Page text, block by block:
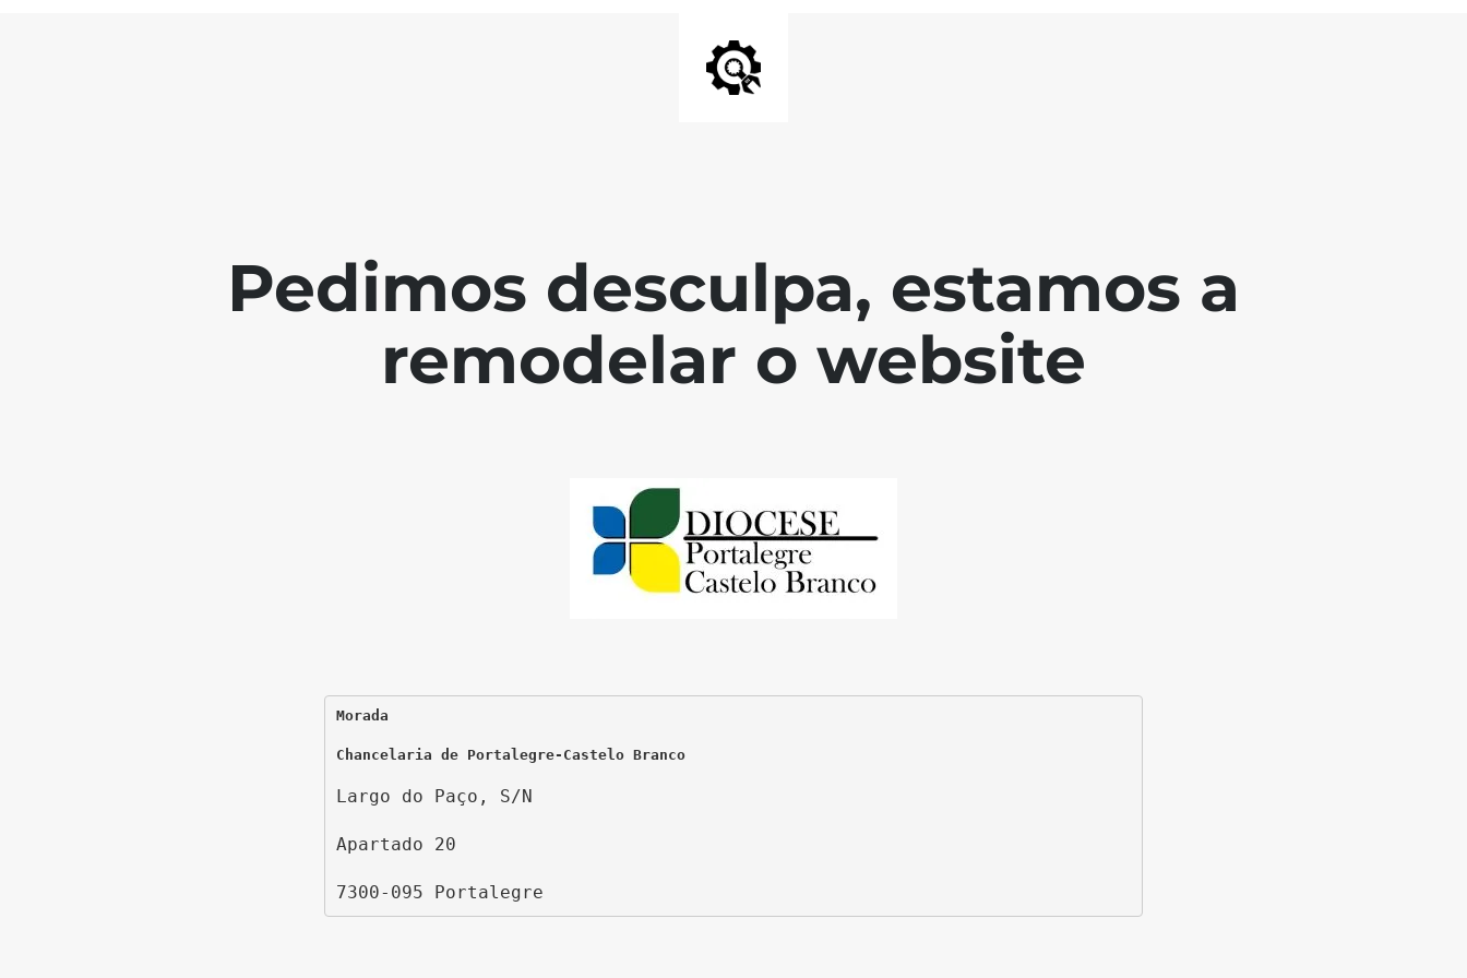
Pedimos desculpa, estamos a
remodelar o website
Morada
Chancelaria de Portalegre-Castelo Branco
Largo do Paço, S/N
Apartado 20
7300-095 Portalegre